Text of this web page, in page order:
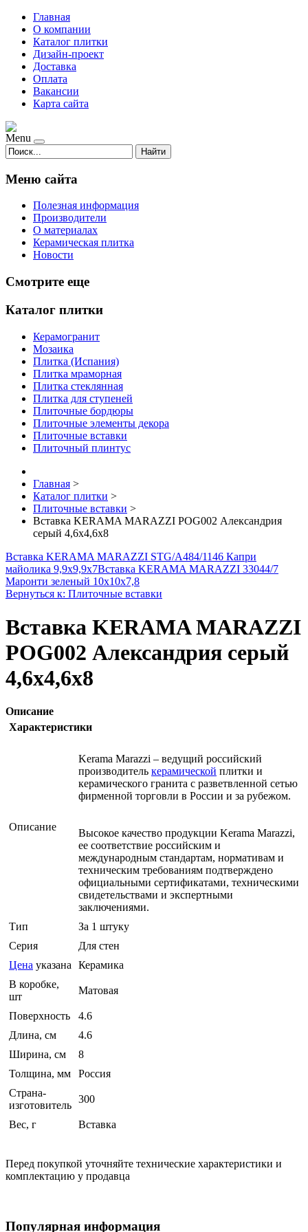
Главная
О компании
Каталог плитки
Дизайн-проект
Доставка
Оплата
Вакансии
Карта сайта
Menu
Найти
Меню сайта
Полезная информация
Производители
О материалах
Керамическая плитка
Новости
Смотрите еще
Каталог плитки
Керамогранит
Мозаика
Плитка (Испания)
Плитка мраморная
Плитка стеклянная
Плитка для ступеней
Плиточные бордюры
Плиточные элементы декора
Плиточные вставки
Плиточный плинтус
Главная >
Каталог плитки >
Плиточные вставки >
Вставка KERAMA MARAZZI POG002 Александрия
серый 4,6х4,6х8
Вставка KERAMA MARAZZI STG/A484/1146 Капри
майолика 9,9х9,9х7Вставка KERAMA MARAZZI 33044/7
Маронти зеленый 10х10х7,8
Вернуться к: Плиточные вставки
Вставка KERAMA MARAZZI
POG002 Александрия серый
4,6х4,6х8
Описание
Характеристики
Описание
Kerama Marazzi – ведущий российский
производитель керамической плитки и
керамического гранита с разветвленной сетью
фирменной торговли в России и за рубежом.
Высокое качество продукции Kerama Marazzi,
ее соответствие российским и
международным стандартам, нормативам и
техническим требованиям подтверждено
официальными сертификатами, техническими
свидетельствами и экспертными
заключениями.
Тип
За 1 штуку
Серия
Для стен
Цена указана Керамика
В коробке,
шт
Матовая
Поверхность
4.6
Длина, см
4.6
Ширина, см
8
Толщина, мм
Россия
Страна-
изготовитель
300
Вес, г Вставка
Перед покупкой уточняйте технические характеристики и
комплектацию у продавца
Популярная информация